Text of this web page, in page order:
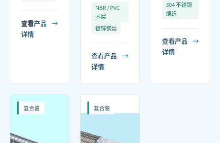
查看产品
详情
→
NBR / PVC
内层
镀锌钢丝
查看产品
详情
→
304 不锈钢
编织
查看产品
详情
→
复合管 复合管